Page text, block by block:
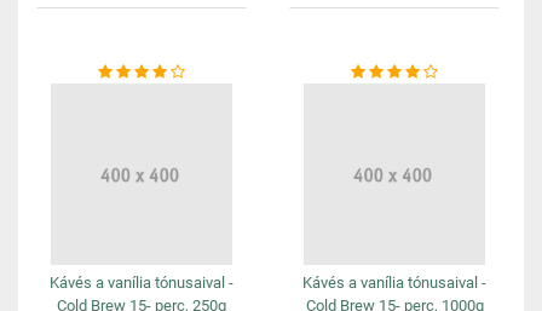
Kávés a vanília tónusaival -
Cold Brew 15- perc, 250g
Kávés a vanília tónusaival -
Cold Brew 15- perc, 1000g